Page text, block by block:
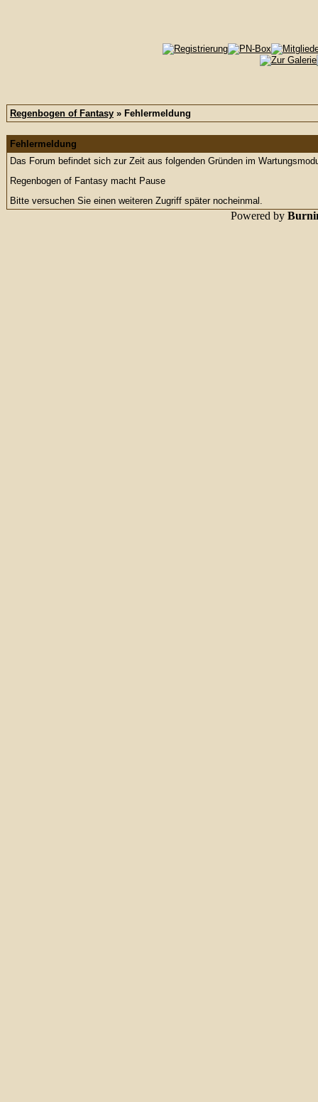
Regenbogen of Fantasy » Fehlermeldung
Fehlermeldung
Das Forum befindet sich zur Zeit aus folgenden Gründen im
Regenbogen of Fantasy macht Pause
Bitte versuchen Sie einen weiteren Zugriff später nocheinmal.
Powered by